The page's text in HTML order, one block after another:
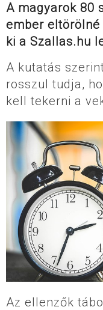
A magyarok 80
ember
ki a Szallas.hu
A kutatás
rosszul tudja,
kell tekerni a
Az ellenzők